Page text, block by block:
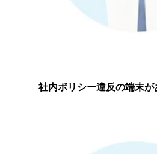
社内ポリシー違反の端末